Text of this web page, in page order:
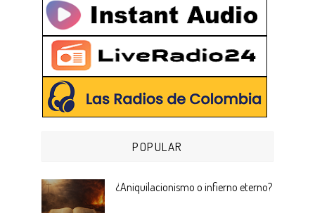
POPULAR
¿Aniquilacionismo o infierno eterno?